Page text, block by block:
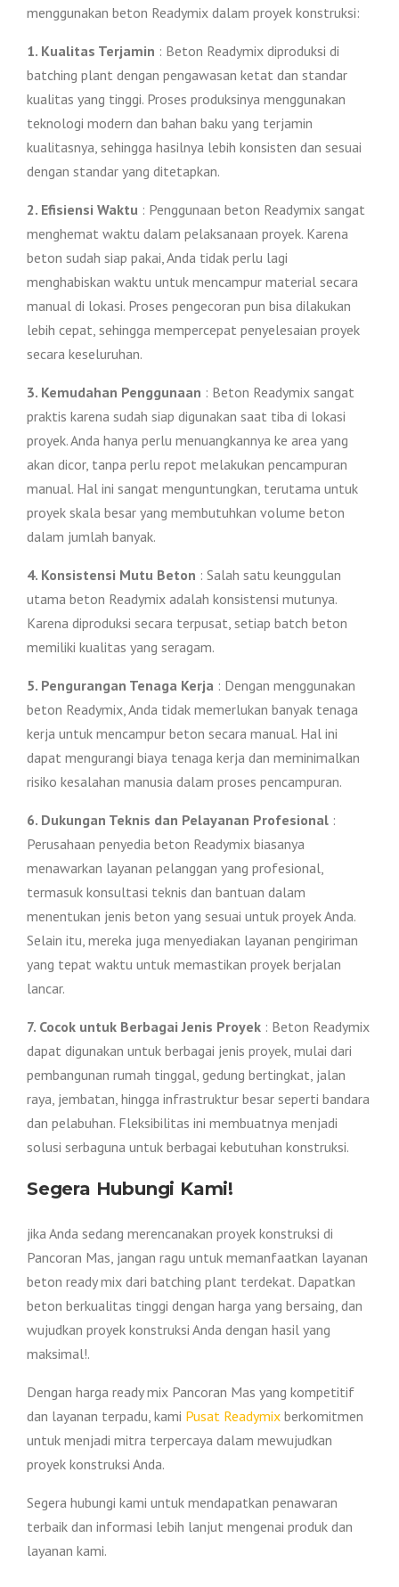
menggunakan beton Readymix dalam proyek konstruksi:
1. Kualitas Terjamin : Beton Readymix diproduksi di
batching plant dengan pengawasan ketat dan standar
kualitas yang tinggi. Proses produksinya menggunakan
teknologi modern dan bahan baku yang terjamin
kualitasnya, sehingga hasilnya lebih konsisten dan sesuai
dengan standar yang ditetapkan.
2. Efisiensi Waktu : Penggunaan beton Readymix sangat
menghemat waktu dalam pelaksanaan proyek. Karena
beton sudah siap pakai, Anda tidak perlu lagi
menghabiskan waktu untuk mencampur material secara
manual di lokasi. Proses pengecoran pun bisa dilakukan
lebih cepat, sehingga mempercepat penyelesaian proyek
secara keseluruhan.
3. Kemudahan Penggunaan : Beton Readymix sangat
praktis karena sudah siap digunakan saat tiba di lokasi
proyek. Anda hanya perlu menuangkannya ke area yang
akan dicor, tanpa perlu repot melakukan pencampuran
manual. Hal ini sangat menguntungkan, terutama untuk
proyek skala besar yang membutuhkan volume beton
dalam jumlah banyak.
4. Konsistensi Mutu Beton : Salah satu keunggulan
utama beton Readymix adalah konsistensi mutunya.
Karena diproduksi secara terpusat, setiap batch beton
memiliki kualitas yang seragam.
5. Pengurangan Tenaga Kerja : Dengan menggunakan
beton Readymix, Anda tidak memerlukan banyak tenaga
kerja untuk mencampur beton secara manual. Hal ini
dapat mengurangi biaya tenaga kerja dan meminimalkan
risiko kesalahan manusia dalam proses pencampuran.
6. Dukungan Teknis dan Pelayanan Profesional :
Perusahaan penyedia beton Readymix biasanya
menawarkan layanan pelanggan yang profesional,
termasuk konsultasi teknis dan bantuan dalam
menentukan jenis beton yang sesuai untuk proyek Anda.
Selain itu, mereka juga menyediakan layanan pengiriman
yang tepat waktu untuk memastikan proyek berjalan
lancar.
7. Cocok untuk Berbagai Jenis Proyek : Beton Readymix
dapat digunakan untuk berbagai jenis proyek, mulai dari
pembangunan rumah tinggal, gedung bertingkat, jalan
raya, jembatan, hingga infrastruktur besar seperti bandara
dan pelabuhan. Fleksibilitas ini membuatnya menjadi
solusi serbaguna untuk berbagai kebutuhan konstruksi.
Segera Hubungi Kami!
jika Anda sedang merencanakan proyek konstruksi di
Pancoran Mas, jangan ragu untuk memanfaatkan layanan
beton ready mix dari batching plant terdekat. Dapatkan
beton berkualitas tinggi dengan harga yang bersaing, dan
wujudkan proyek konstruksi Anda dengan hasil yang
maksimal!.
Dengan harga ready mix Pancoran Mas yang kompetitif
dan layanan terpadu, kami Pusat Readymix berkomitmen
untuk menjadi mitra terpercaya dalam mewujudkan
proyek konstruksi Anda.
Segera hubungi kami untuk mendapatkan penawaran
terbaik dan informasi lebih lanjut mengenai produk dan
layanan kami.